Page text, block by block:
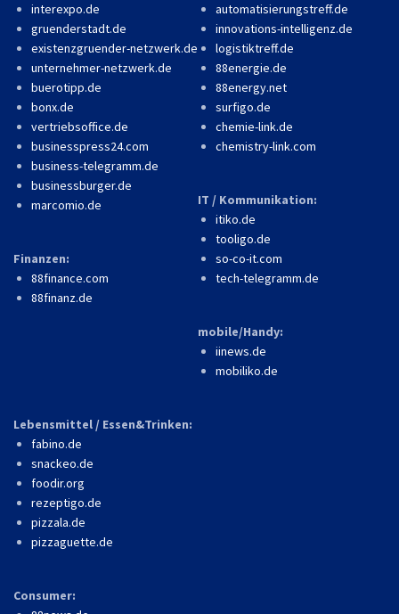
interexpo.de
gruenderstadt.de
existenzgruender-netzwerk.de
unternehmer-netzwerk.de
buerotipp.de
bonx.de
vertriebsoffice.de
businesspress24.com
business-telegramm.de
businessburger.de
marcomio.de
Finanzen:
88finance.com
88finanz.de
automatisierungstreff.de
innovations-intelligenz.de
logistiktreff.de
88energie.de
88energy.net
surfigo.de
chemie-link.de
chemistry-link.com
IT / Kommunikation:
itiko.de
tooligo.de
so-co-it.com
tech-telegramm.de
mobile/Handy:
iinews.de
mobiliko.de
Lebensmittel / Essen&Trinken:
fabino.de
snackeo.de
foodir.org
rezeptigo.de
pizzala.de
pizzaguette.de
Consumer: